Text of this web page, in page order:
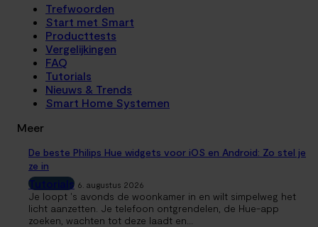
Trefwoorden
Start met Smart
Producttests
Vergelijkingen
FAQ
Tutorials
Nieuws & Trends
Smart Home Systemen
Meer
De beste Philips Hue widgets voor iOS en Android: Zo stel je
ze in
Tutorials 6. augustus 2026
Je loopt 's avonds de woonkamer in en wilt simpelweg het
licht aanzetten. Je telefoon ontgrendelen, de Hue-app
zoeken, wachten tot deze laadt en...